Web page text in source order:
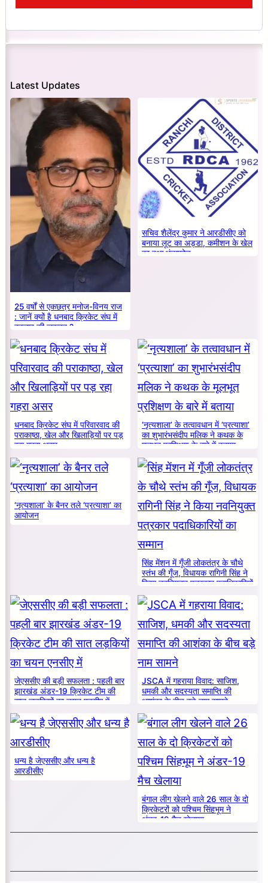
Latest Updates
25 वर्षों से एकछत्र मनोज-विनय राज
: जानें क्यों है धनबाद क्रिकेट संघ में
बदलाव की जरूरत ?
सचिव शैलेंद्र कुमार ने आरडीसीए को
बनाया लूट का अड्डा, कमीशन के खेल
का हुआ भंडाफोड़
धनबाद क्रिकेट संघ में परिवारवाद की
पराकाष्ठा, खेल और खिलाड़ियों पर पड़
रहा गहरा असर
‘नृत्यशाला’ के तत्वावधान में ‘प्रत्याशा’
का शुभारंभसंदीप मलिक ने कथक के
मूलभूत प्रशिक्षण के बारे में बताया
‘नृत्यशाला’ के बैनर तले ‘प्रत्याशा’ का
आयोजन
सिंह मेंशन में गूँजी लोकतंत्र के चौथे
स्तंभ की गूँज, विधायक रागिनी सिंह ने
किया नवनियुक्त पत्रकार पदाधिकारियों
का सम्मान
जेएससीए की बड़ी सफलता : पहली बार
झारखंड अंडर-19 क्रिकेट टीम की
सात लड़कियों का चयन एनसीए में
JSCA में गहराया विवाद: साजिश,
धमकी और सदस्यता समाप्ति की
आशंका के बीच बड़े नाम सामने
धन्य है जेएससीए और धन्य है
आरडीसीए
बंगाल लीग खेलने वाले 26 साल के दो
क्रिकेटरों को पश्चिम सिंहभूम ने
अंडर-19 मैच खेलाया